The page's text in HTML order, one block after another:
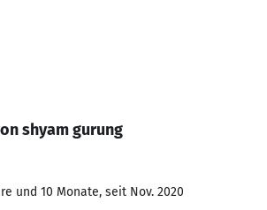
shyam gurung
und 10 Monate, seit Nov. 2020